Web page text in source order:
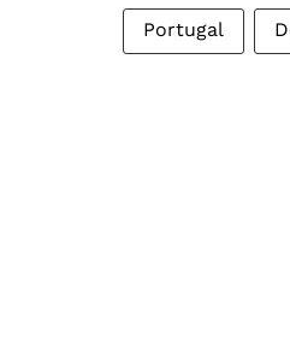
Portugal